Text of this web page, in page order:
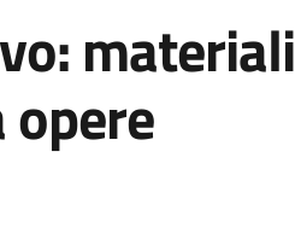
materiali